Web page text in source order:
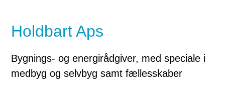
Holdbart Aps
Bygnings- og energirådgiver, med speciale i
medbyg og selvbyg samt fællesskaber